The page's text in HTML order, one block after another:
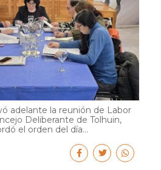
adelante la reunión de Labor
Deliberante de Tolhuin,
el orden del día...